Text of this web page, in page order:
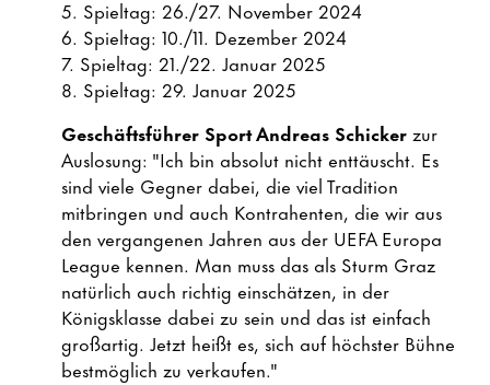
5. Spieltag: 26./27. November 2024
6. Spieltag: 10./11. Dezember 2024
7. Spieltag: 21./22. Januar 2025
8. Spieltag: 29. Januar 2025
Geschäftsführer Sport Andreas Schickerzur
Auslosung: "Ich bin absolut nicht enttäuscht. Es
sind viele Gegner dabei, die viel Tradition
mitbringen und auch Kontrahenten, die wir aus
den vergangenen Jahren aus der UEFA Europa
League kennen. Man muss das als Sturm Graz
natürlich auch richtig einschätzen, in der
Königsklasse dabei zu sein und das ist einfach
großartig. Jetzt heißt es, sich auf höchster Bühne
bestmöglich zu verkaufen."